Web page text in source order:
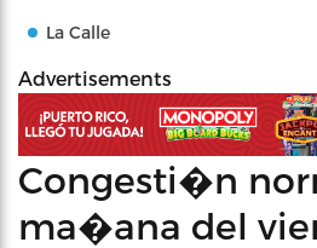
La Calle
Advertisements
Congesti�n
ma�ana del